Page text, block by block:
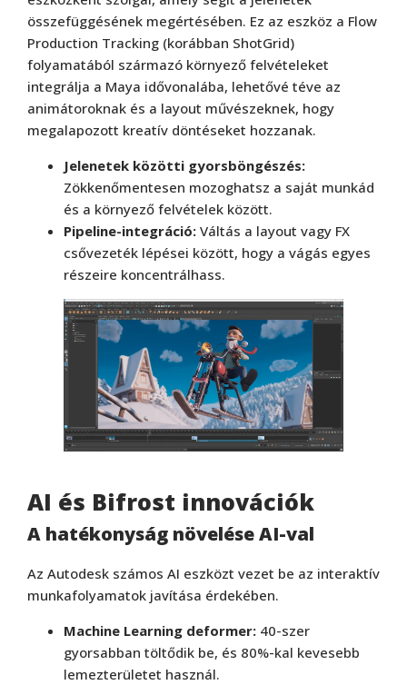
összefüggésének megértésében. Ez az eszköz a Flow
Production Tracking (korábban ShotGrid)
folyamatából származó környező felvételeket
integrálja a Maya idővonalába, lehetővé téve az
animátoroknak és a layout művészeknek, hogy
megalapozott kreatív döntéseket hozzanak.
Jelenetek közötti gyorsböngészés:
Zökkenőmentesen mozoghatsz a saját munkád
és a környező felvételek között.
Pipeline-integráció: Váltás a layout vagy FX
csővezeték lépései között, hogy a vágás egyes
részeire koncentrálhass.
AI és Bifrost innovációk
A hatékonyság növelése AI-val
Az Autodesk számos AI eszközt vezet be az interaktív
munkafolyamatok javítása érdekében.
Machine Learning deformer: 40-szer
gyorsabban töltődik be, és 80%-kal kevesebb
lemezterületet használ.